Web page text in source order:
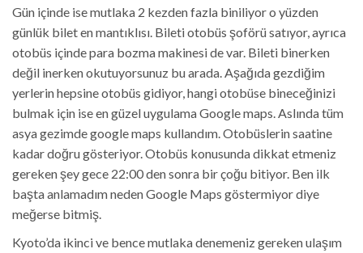
Gün içinde ise mutlaka 2 kezden fazla biniliyor o yüzden
günlük bilet en mantıklısı. Bileti otobüs şoförü satıyor, ayrıca
otobüs içinde para bozma makinesi de var. Bileti binerken
değil inerken okutuyorsunuz bu arada. Aşağıda gezdiğim
yerlerin hepsine otobüs gidiyor, hangi otobüse bineceğinizi
bulmak için ise en güzel uygulama Google maps. Aslında tüm
asya gezimde google maps kullandım. Otobüslerin saatine
kadar doğru gösteriyor. Otobüs konusunda dikkat etmeniz
gereken şey gece 22:00 den sonra bir çoğu bitiyor. Ben ilk
başta anlamadım neden Google Maps göstermiyor diye
meğerse bitmiş.
Kyoto’da ikinci ve bence mutlaka denemeniz gereken ulaşım